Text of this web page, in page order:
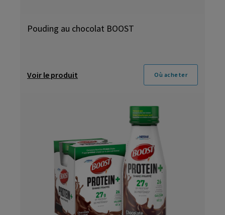
Pouding au chocolat BOOST
Voir le produit Où acheter